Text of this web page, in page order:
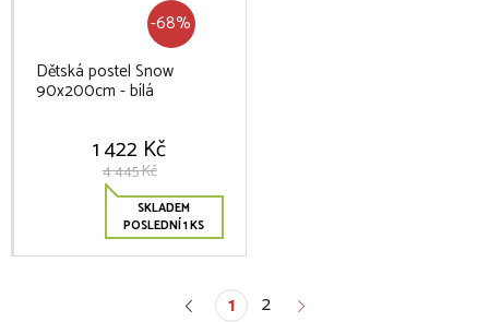
-68%
Dětská postel Snow
90x200cm - bílá
1 422 Kč
4 445 Kč
SKLADEM
POSLEDNÍ 1 KS
1 2